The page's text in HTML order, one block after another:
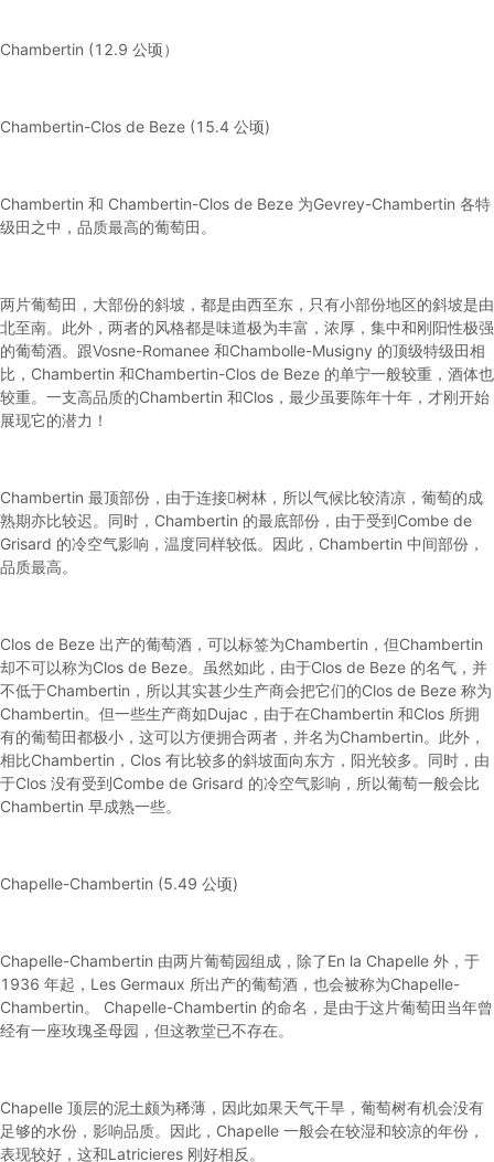
Chambertin (12.9 公顷）
Chambertin-Clos de Beze (15.4 公顷)
Chambertin 和 Chambertin-Clos de Beze 为Gevrey-Chambertin 各特
级田之中，品质最高的葡萄田。
两片葡萄田，大部份的斜坡，都是由西至东，只有小部份地区的斜坡是由
北至南。此外，两者的风格都是味道极为丰富，浓厚，集中和刚阳性极强
的葡萄酒。跟Vosne-Romanee 和Chambolle-Musigny 的顶级特级田相
比，Chambertin 和Chambertin-Clos de Beze 的单宁一般较重，酒体也
较重。一支高品质的Chambertin 和Clos，最少虽要陈年十年，才刚开始
展现它的潜力！
Chambertin 最顶部份，由于连接树林，所以气候比较清凉，葡萄的成
熟期亦比较迟。同时，Chambertin 的最底部份，由于受到Combe de
Grisard 的冷空气影响，温度同样较低。因此，Chambertin 中间部份，
品质最高。
Clos de Beze 出产的葡萄酒，可以标签为Chambertin，但Chambertin
却不可以称为Clos de Beze。虽然如此，由于Clos de Beze 的名气，并
不低于Chambertin，所以其实甚少生产商会把它们的Clos de Beze 称为
Chambertin。但一些生产商如Dujac，由于在Chambertin 和Clos 所拥
有的葡萄田都极小，这可以方便拥合两者，并名为Chambertin。此外，
相比Chambertin，Clos 有比较多的斜坡面向东方，阳光较多。同时，由
于Clos 没有受到Combe de Grisard 的冷空气影响，所以葡萄一般会比
Chambertin 早成熟一些。
Chapelle-Chambertin (5.49 公顷)
Chapelle-Chambertin 由两片葡萄园组成，除了En la Chapelle 外，于
1936 年起，Les Germaux 所出产的葡萄酒，也会被称为Chapelle-
Chambertin。 Chapelle-Chambertin 的命名，是由于这片葡萄田当年曾
经有一座玫瑰圣母园，但这教堂已不存在。
Chapelle 顶层的泥土颇为稀薄，因此如果天气干旱，葡萄树有机会没有
足够的水份，影响品质。因此，Chapelle 一般会在较湿和较凉的年份，
表现较好，这和Latricieres 刚好相反。